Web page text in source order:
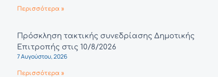
Περισσότερα »
Πρόσκληση τακτικής συνεδρίασης Δημοτικής
Επιτροπής στις 10/8/2026
7 Αυγούστου, 2026
Περισσότερα »